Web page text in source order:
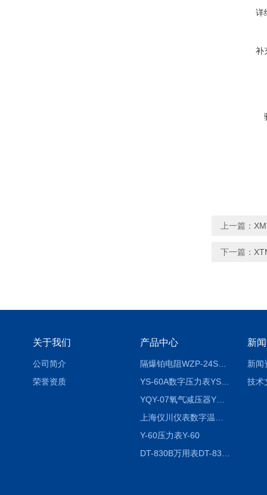
详
补
上一篇：
下一篇：
关于我们
公司简介
荣誉资质
产品中心
隔爆铂电阻WZP-24SA隔爆铂电阻WZP-24SA/Pt100
YS-60A数字压力表YS-60A
YQY-07氧气减压器YQY-07
Y-60压力表Y-60
新
新闻
技术